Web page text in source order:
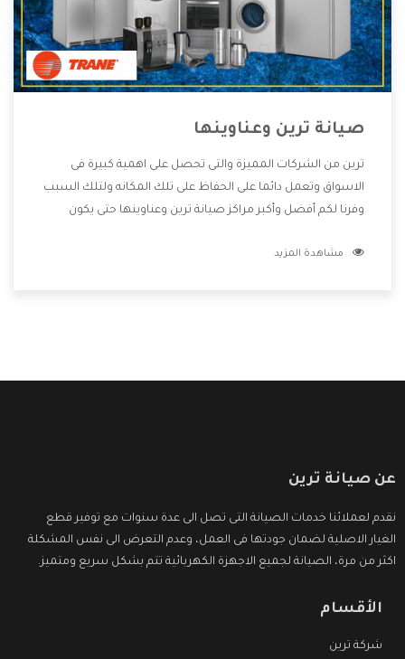
صيانة ترين وعناوينها
ترين من الشركات المميزة والتى تحصل على اهمية كبيرة فى
الاسواق وتعمل دائما على الحفاظ على تلك المكانه ولتلك السبب
وفرنا لكم أفضل وأكبر مراكز صيانة ترين وعناوينها حتى يكون
دون اى ازعاج كما أننا نهتم بكل ما يحتاجه المستهلك لكى نحافظ
مشاهدة المزيد
عن صيانة ترين
نقدم لعملائنا خدمات الصيانة التى تصل الى عدة سنوات مع توفير قطع
الغيار الاصلية لضمان جودتها فى العمل، وعدم التعرض الى نفس المشكلة
اكثر من مرة، الصيانة لجميع الاجهزة الكهربائية تتم بشكل سريع ومتميز.
الأقسام
شركة ترين